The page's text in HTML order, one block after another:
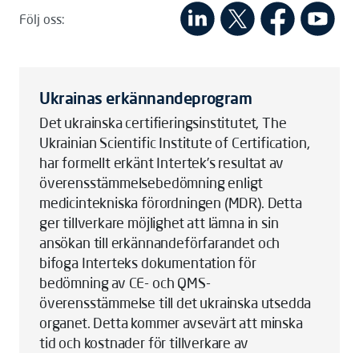
Följ oss:
Ukrainas erkännandeprogram
Det ukrainska certifieringsinstitutet, The
Ukrainian Scientific Institute of Certification,
har formellt erkänt Intertek’s resultat av
överensstämmelsebedömning enligt
medicintekniska förordningen (MDR). Detta
ger tillverkare möjlighet att lämna in sin
ansökan till erkännandeförfarandet och
bifoga Interteks dokumentation för
bedömning av CE- och QMS-
överensstämmelse till det ukrainska utsedda
organet. Detta kommer avsevärt att minska
tid och kostnader för tillverkare av